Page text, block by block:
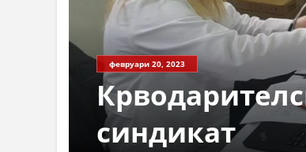
февруари 20, 2023
синдикат